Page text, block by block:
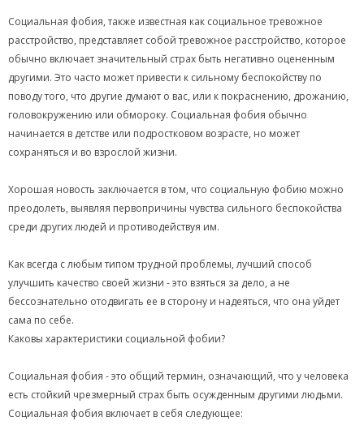
Социальная фобия, также известная как социальное тревожное
расстройство, представляет собой тревожное расстройство, которое
обычно включает значительный страх быть негативно оцененным
другими. Это часто может привести к сильному беспокойству по
поводу того, что другие думают о вас, или к покраснению, дрожанию,
головокружению или обмороку. Социальная фобия обычно
начинается в детстве или подростковом возрасте, но может
сохраняться и во взрослой жизни.
Хорошая новость заключается в том, что социальную фобию можно
преодолеть, выявляя первопричины чувства сильного беспокойства
среди других людей и противодействуя им.
Как всегда с любым типом трудной проблемы, лучший способ
улучшить качество своей жизни - это взяться за дело, а не
бессознательно отодвигать ее в сторону и надеяться, что она уйдет
сама по себе.
Каковы характеристики социальной фобии?
Социальная фобия - это общий термин, означающий, что у человека
есть стойкий чрезмерный страх быть осужденным другими людьми.
Социальная фобия включает в себя следующее: